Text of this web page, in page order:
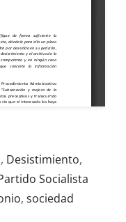
, Desistimiento,
Socialista
, sociedad